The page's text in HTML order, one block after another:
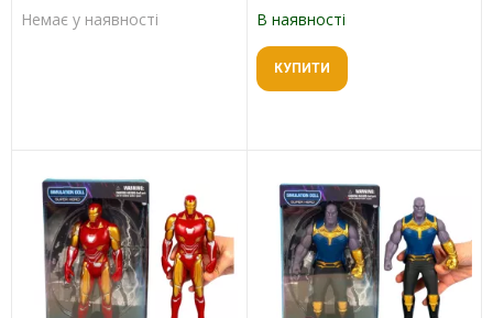
Немає у наявності В наявності
КУПИТИ